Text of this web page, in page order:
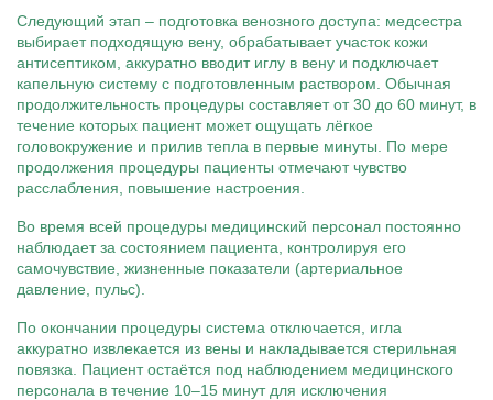
Следующий этап – подготовка венозного доступа: медсестра
выбирает подходящую вену, обрабатывает участок кожи
антисептиком, аккуратно вводит иглу в вену и подключает
капельную систему с подготовленным раствором. Обычная
продолжительность процедуры составляет от 30 до 60 минут, в
течение которых пациент может ощущать лёгкое
головокружение и прилив тепла в первые минуты. По мере
продолжения процедуры пациенты отмечают чувство
расслабления, повышение настроения.
Во время всей процедуры медицинский персонал постоянно
наблюдает за состоянием пациента, контролируя его
самочувствие, жизненные показатели (артериальное
давление, пульс).
По окончании процедуры система отключается, игла
аккуратно извлекается из вены и накладывается стерильная
повязка. Пациент остаётся под наблюдением медицинского
персонала в течение 10–15 минут для исключения